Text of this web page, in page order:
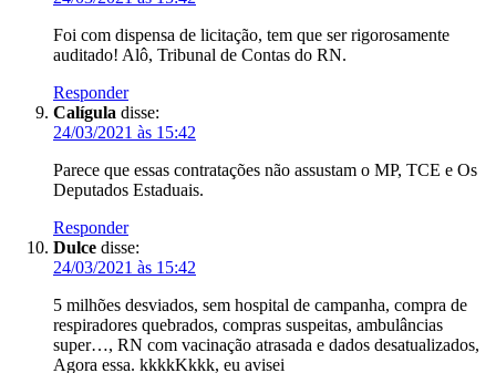
Foi com dispensa de licitação, tem que ser rigorosamente
auditado! Alô, Tribunal de Contas do RN.
Responder
Calígula disse:
24/03/2021 às 15:42
Parece que essas contratações não assustam o MP, TCE e Os
Deputados Estaduais.
Responder
Dulce disse:
24/03/2021 às 15:42
5 milhões desviados, sem hospital de campanha, compra de
respiradores quebrados, compras suspeitas, ambulâncias
super…, RN com vacinação atrasada e dados desatualizados,
Agora essa. kkkkKkkk, eu avisei